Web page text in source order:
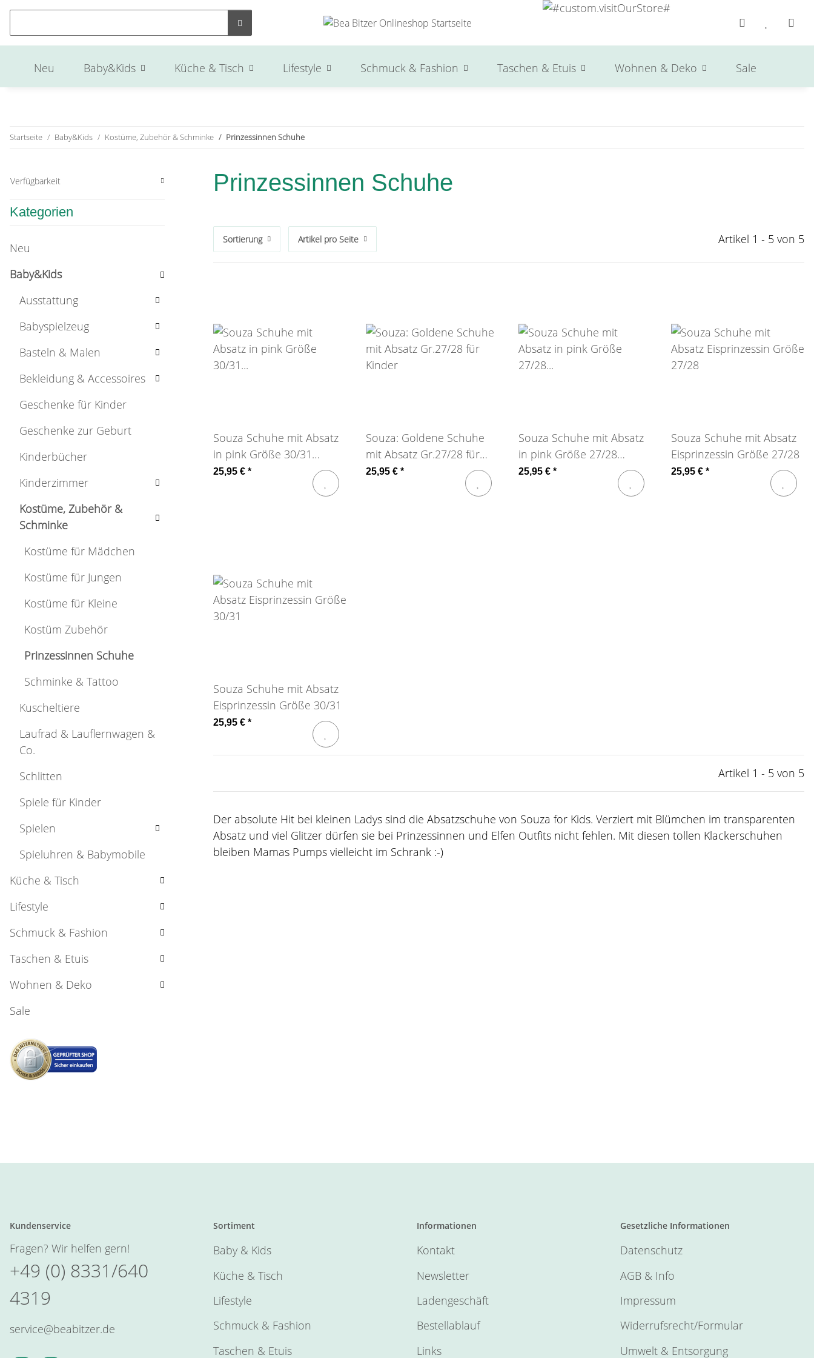
Neu Baby&Kids Küche & Tisch Lifestyle Schmuck & Fashion Taschen & Etuis Wohnen & Deko Sale
Startseite Baby&Kids Kostüme, Zubehör & Schminke Prinzessinnen Schuhe
Prinzessinnen Schuhe
Sortierung Artikel pro Seite Artikel 1 - 5 von 5
Souza Schuhe mit Absatz
in pink Größe 30/31
Mariona
25,95 € *
Souza: Goldene Schuhe
mit Absatz Gr.27/28 für
Kinder
25,95 € *
Souza Schuhe mit Absatz
in pink Größe 27/28
Mariona
25,95 € *
Souza Schuhe mit Absatz
Eisprinzessin Größe 27/28
25,95 € *
Souza Schuhe mit Absatz
Eisprinzessin Größe 30/31
25,95 € *
Artikel 1 - 5 von 5
Der absolute Hit bei kleinen Ladys sind die Absatzschuhe von Souza for Kids. Verziert mit Blümchen im transparenten
Absatz und viel Glitzer dürfen sie bei Prinzessinnen und Elfen Outfits nicht fehlen. Mit diesen tollen Klackerschuhen
bleiben Mamas Pumps vielleicht im Schrank :-)
Verfügbarkeit
Kategorien
Neu
Baby&Kids
Ausstattung
Babyspielzeug
Basteln & Malen
Bekleidung & Accessoires
Geschenke für Kinder
Geschenke zur Geburt
Kinderbücher
Kinderzimmer
Kostüme, Zubehör &
Schminke
Kostüme für Mädchen
Kostüme für Jungen
Kostüme für Kleine
Kostüm Zubehör
Prinzessinnen Schuhe
Schminke & Tattoo
Kuscheltiere
Laufrad & Lauflernwagen &
Co.
Schlitten
Spiele für Kinder
Spielen
Spieluhren & Babymobile
Küche & Tisch
Lifestyle
Schmuck & Fashion
Taschen & Etuis
Wohnen & Deko
Sale
Kundenservice
Fragen? Wir helfen gern!
+49 (0) 8331/640
4319
service@beabitzer.de
Sortiment
Baby & Kids
Küche & Tisch
Lifestyle
Schmuck & Fashion
Taschen & Etuis
Informationen
Kontakt
Newsletter
Ladengeschäft
Bestellablauf
Links
Gesetzliche Informationen
Datenschutz
AGB & Info
Impressum
Widerrufsrecht/Formular
Umwelt & Entsorgung